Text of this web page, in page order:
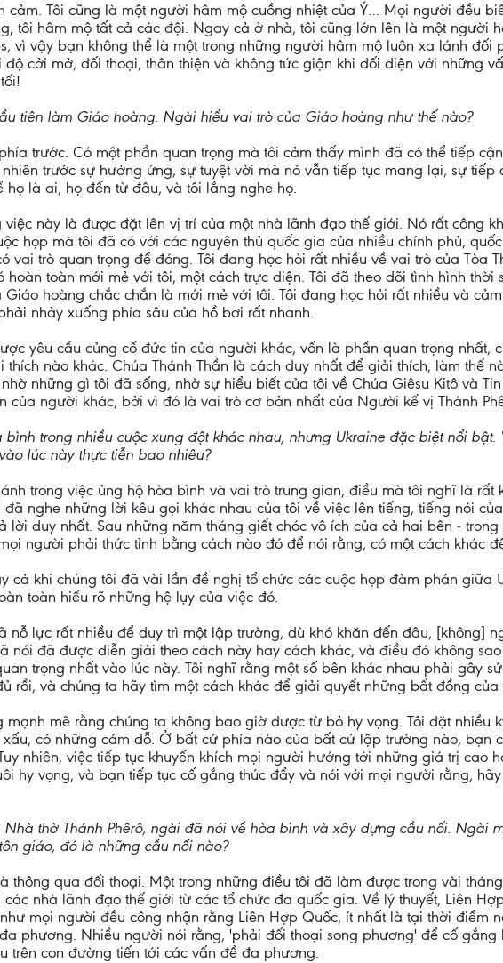
cảm. Tôi cũng là một người hâm mộ cuồng nhiệt của Ý… Mọi người đều
tôi hâm mộ tất cả các đội. Ngay cả ở nhà, tôi cũng lớn lên là một người
vì vậy bạn không thể là một trong những người hâm mộ luôn xa lánh đối
cởi mở, đối thoại, thân thiện và không tức giận khi đối diện với những
tiên làm Giáo hoàng. Ngài hiểu vai trò của Giáo hoàng như thế nào?
trước. Có một phần quan trọng mà tôi cảm thấy mình đã có thể tiếp
trước sự hưởng ứng, sự tuyệt vời mà nó vẫn tiếp tục mang lại, sự
là ai, họ đến từ đâu, và tôi lắng nghe họ.
này là được đặt lên vị trí của một nhà lãnh đạo thế giới. Nó rất công
họp mà tôi đã có với các nguyên thủ quốc gia của nhiều chính phủ,
vai trò quan trọng để đóng. Tôi đang học hỏi rất nhiều về vai trò của Tòa
toàn mới mẻ với tôi, một cách trực diện. Tôi đã theo dõi tình hình thời
hoàng chắc chắn là mới mẻ với tôi. Tôi đang học hỏi rất nhiều và
nhảy xuống phía sâu của hồ bơi rất nhanh.
yêu cầu củng cố đức tin của người khác, vốn là phần quan trọng nhất,
nào khác. Chúa Thánh Thần là cách duy nhất để giải thích, làm thế
những gì tôi đã sống, nhờ sự hiểu biết của tôi về Chúa Giêsu Kitô và
của người khác, bởi vì đó là vai trò cơ bản nhất của Người kế vị Thánh
trong nhiều cuộc xung đột khác nhau, nhưng Ukraine đặc biệt nổi bật.
lúc này thực tiễn bao nhiêu?
trong việc ủng hộ hòa bình và vai trò trung gian, điều mà tôi nghĩ là rất
nghe những lời kêu gọi khác nhau của tôi về việc lên tiếng, tiếng nói
duy nhất. Sau những năm tháng giết chóc vô ích của cả hai bên -
người phải thức tỉnh bằng cách nào đó để nói rằng, có một cách khác
cả khi chúng tôi đã vài lần đề nghị tổ chức các cuộc họp đàm phán giữa
toàn hiểu rõ những hệ lụy của việc đó.
nỗ lực rất nhiều để duy trì một lập trường, dù khó khăn đến đâu, [không]
nói đã được diễn giải theo cách này hay cách khác, và điều đó không
trọng nhất vào lúc này. Tôi nghĩ rằng một số bên khác nhau phải gây
rồi, và chúng ta hãy tìm một cách khác để giải quyết những bất đồng của
mạnh mẽ rằng chúng ta không bao giờ được từ bỏ hy vọng. Tôi đặt nhiều
có những cám dỗ. Ở bất cứ phía nào của bất cứ lập trường nào, bạn
nhiên, việc tiếp tục khuyến khích mọi người hướng tới những giá trị cao
hy vọng, và bạn tiếp tục cố gắng thúc đẩy và nói với mọi người rằng,
thờ Thánh Phêrô, ngài đã nói về hòa bình và xây dựng cầu nối. Ngài
giáo, đó là những cầu nối nào?
thông qua đối thoại. Một trong những điều tôi đã làm được trong vài
nhà lãnh đạo thế giới từ các tổ chức đa quốc gia. Về lý thuyết, Liên
mọi người đều công nhận rằng Liên Hợp Quốc, ít nhất là tại thời điểm
phương. Nhiều người nói rằng, 'phải đối thoại song phương' để cố gắng
trên con đường tiến tới các vấn đề đa phương.